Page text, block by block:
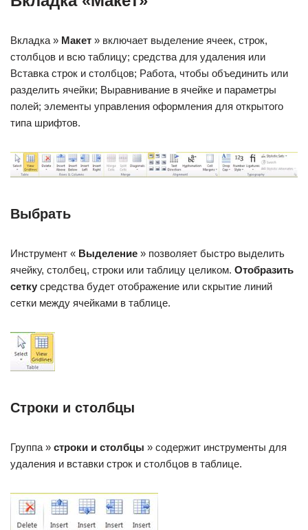
Вкладка » Макет » включает выделение ячеек, строк,
столбцов и всю таблицу; средства для удаления или
Вставка строк и столбцов; Работа, чтобы объединить или
разделить ячейки; Выравнивание в ячейке и параметры
полей; элементы управления оформления для открытого
типа шрифтов.
Выбрать
Инструмент « Выделение » позволяет быстро выделить
ячейку, столбец, строки или таблицу целиком. Отобразить
сетку средства будет отображение или скрытие линий
сетки между ячейками в таблице.
Строки и столбцы
Группа » строки и столбцы » содержит инструменты для
удаления и вставки строк и столбцов в таблице.